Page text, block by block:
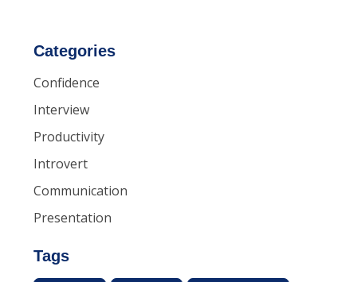
Categories
Confidence
Interview
Productivity
Introvert
Communication
Presentation
Tags